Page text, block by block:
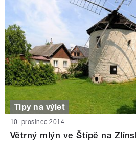
Tipy na výlet
10. prosinec 2014
Větrný mlýn ve Štípě na